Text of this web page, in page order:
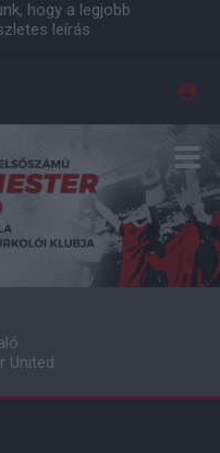
hogy a legjobb
leírás
United